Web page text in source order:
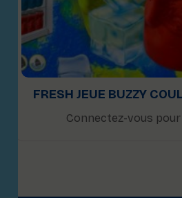
FRESH JEUE BUZZY
Connectez-vous